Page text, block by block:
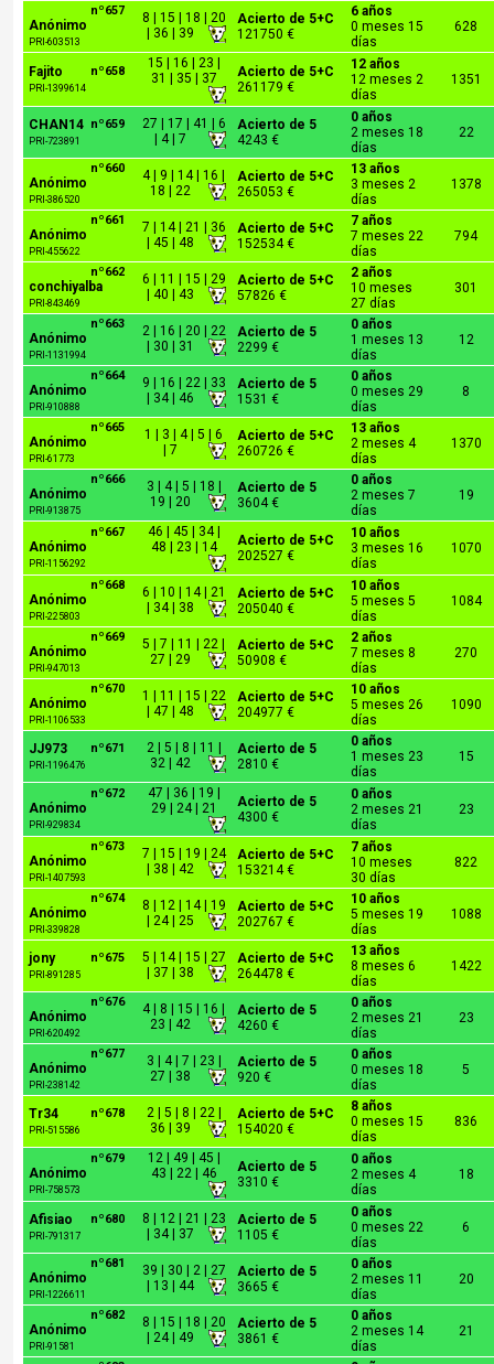
nº657
Anónimo
PRI-603513
8 | 15 | 18 | 20
| 36 | 39
Acierto de 5+C
121750 €
6 años
0 meses 15
días
628
nº658
Fajito
PRI-1399614
15 | 16 | 23 |
31 | 35 | 37
Acierto de 5+C
261179 €
12 años
12 meses 2
días
1351
nº659
CHAN14
PRI-723891
27 | 17 | 41 | 6
| 4 | 7
Acierto de 5
4243 €
0 años
2 meses 18
días
22
nº660
Anónimo
PRI-386520
4 | 9 | 14 | 16 |
18 | 22
Acierto de 5+C
265053 €
13 años
3 meses 2
días
1378
nº661
Anónimo
PRI-455622
7 | 14 | 21 | 36
| 45 | 48
Acierto de 5+C
152534 €
7 años
7 meses 22
días
794
nº662
conchiyalba
PRI-843469
6 | 11 | 15 | 29
| 40 | 43
Acierto de 5+C
57826 €
2 años
10 meses
27 días
301
nº663
Anónimo
PRI-1131994
2 | 16 | 20 | 22
| 30 | 31
Acierto de 5
2299 €
0 años
1 meses 13
días
12
nº664
Anónimo
PRI-910888
9 | 16 | 22 | 33
| 34 | 46
Acierto de 5
1531 €
0 años
0 meses 29
días
8
nº665
Anónimo
PRI-61773
1 | 3 | 4 | 5 | 6
| 7
Acierto de 5+C
260726 €
13 años
2 meses 4
días
1370
nº666
Anónimo
PRI-913875
3 | 4 | 5 | 18 |
19 | 20
Acierto de 5
3604 €
0 años
2 meses 7
días
19
nº667
Anónimo
PRI-1156292
46 | 45 | 34 |
48 | 23 | 14
Acierto de 5+C
202527 €
10 años
3 meses 16
días
1070
nº668
Anónimo
PRI-225803
6 | 10 | 14 | 21
| 34 | 38
Acierto de 5+C
205040 €
10 años
5 meses 5
días
1084
nº669
Anónimo
PRI-947013
5 | 7 | 11 | 22 |
27 | 29
Acierto de 5+C
50908 €
2 años
7 meses 8
días
270
nº670
Anónimo
PRI-1106533
1 | 11 | 15 | 22
| 47 | 48
Acierto de 5+C
204977 €
10 años
5 meses 26
días
1090
nº671
JJ973
PRI-1196476
2 | 5 | 8 | 11 |
32 | 42
Acierto de 5
2810 €
0 años
1 meses 23
días
15
nº672
Anónimo
PRI-929834
47 | 36 | 19 |
29 | 24 | 21
Acierto de 5
4300 €
0 años
2 meses 21
días
23
nº673
Anónimo
PRI-1407593
7 | 15 | 19 | 24
| 38 | 42
Acierto de 5+C
153214 €
7 años
10 meses
30 días
822
nº674
Anónimo
PRI-339828
8 | 12 | 14 | 19
| 24 | 25
Acierto de 5+C
202767 €
10 años
5 meses 19
días
1088
nº675
jony
PRI-891285
5 | 14 | 15 | 27
| 37 | 38
Acierto de 5+C
264478 €
13 años
8 meses 6
días
1422
nº676
Anónimo
PRI-620492
4 | 8 | 15 | 16 |
23 | 42
Acierto de 5
4260 €
0 años
2 meses 21
días
23
nº677
Anónimo
PRI-238142
3 | 4 | 7 | 23 |
27 | 38
Acierto de 5
920 €
0 años
0 meses 18
días
5
nº678
Tr34
PRI-515586
2 | 5 | 8 | 22 |
36 | 39
Acierto de 5+C
154020 €
8 años
0 meses 15
días
836
nº679
Anónimo
PRI-758573
12 | 49 | 45 |
43 | 22 | 46
Acierto de 5
3310 €
0 años
2 meses 4
días
18
nº680
Afisiao
PRI-791317
8 | 12 | 21 | 23
| 34 | 37
Acierto de 5
1105 €
0 años
0 meses 22
días
6
nº681
Anónimo
PRI-1226611
39 | 30 | 2 | 27
| 13 | 44
Acierto de 5
3665 €
0 años
2 meses 11
días
20
nº682
Anónimo
PRI-91581
8 | 15 | 18 | 20
| 24 | 49
Acierto de 5
3861 €
0 años
2 meses 14
días
21